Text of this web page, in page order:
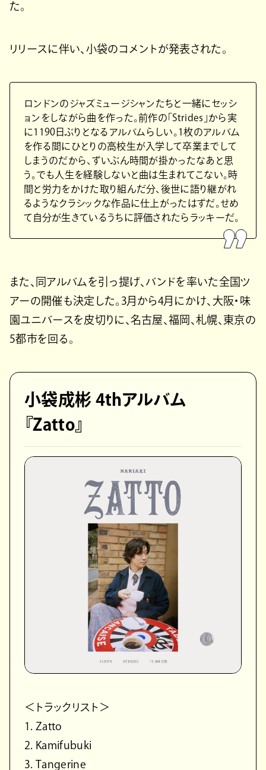
た。
リリースに伴い、小袋のコメントが発表された。
ロンドンのジャズミュージシャンたちと一緒にセッシ
ョンをしながら曲を作った。前作の「Strides」から実
に1190日ぶりとなるアルバムらしい。1枚のアルバム
を作る間にひとりの高校生が入学して卒業までして
しまうのだから、ずいぶん時間が掛かったなあと思
う。でも人生を経験しないと曲は生まれてこない。時
間と労力をかけた取り組んだ分、後世に語り継がれ
るようなクラシックな作品に仕上がったはずだ。せめ
て自分が生きているうちに評価されたらラッキーだ。
また、同アルバムを引っ提げ、バンドを率いた全国ツ
アーの開催も決定した。3月から4月にかけ、大阪・味
園ユニバースを皮切りに、名古屋、福岡、札幌、東京の
5都市を回る。
小袋成彬 4thアルバム
『Zatto』
＜トラックリスト＞
1. Zatto
2. Kamifubuki
3. Tangerine